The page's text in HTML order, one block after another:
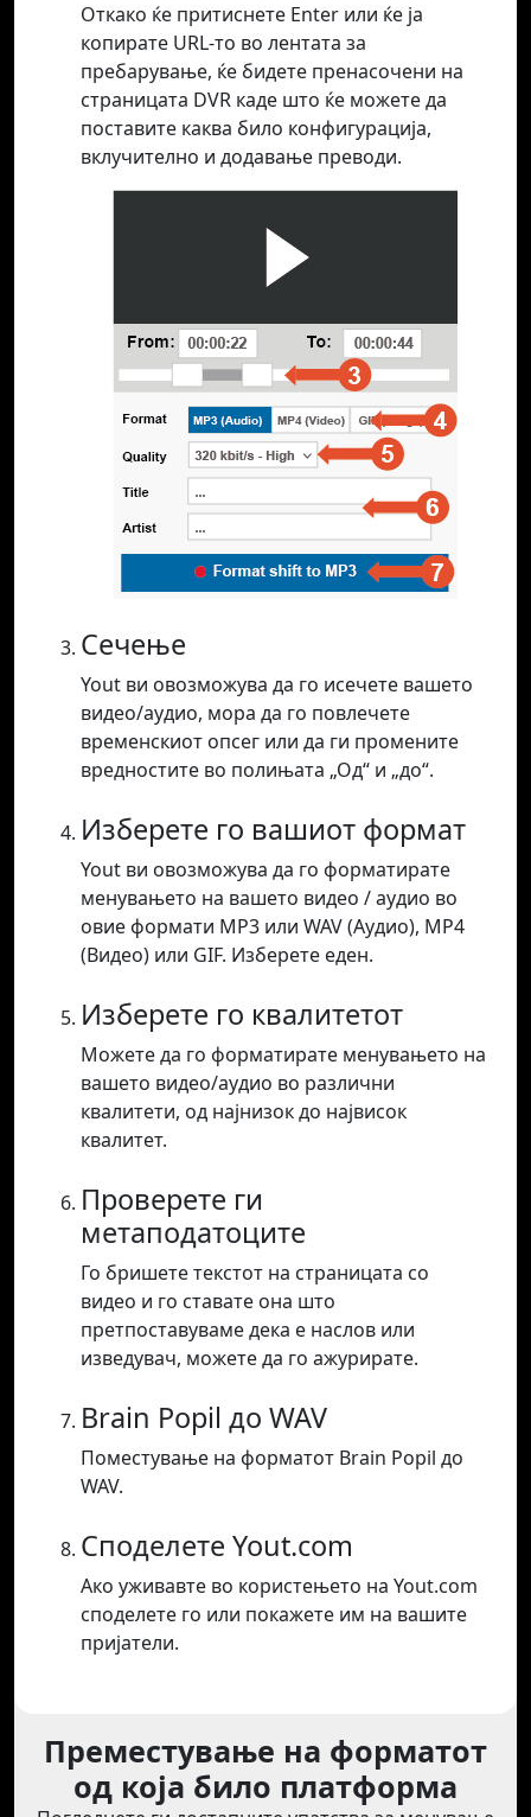
Откако ќе притиснете Enter или ќе ја
копирате URL-то во лентата за
пребарување, ќе бидете пренасочени на
страницата DVR каде што ќе можете да
поставите каква било конфигурација,
вклучително и додавање преводи.
Сечење
Yout ви овозможува да го исечете вашето
видео/аудио, мора да го повлечете
временскиот опсег или да ги промените
вредностите во полињата „Од“ и „до“.
Изберете го вашиот формат
Yout ви овозможува да го форматирате
менувањето на вашето видео / аудио во
овие формати MP3 или WAV (Аудио), MP4
(Видео) или GIF. Изберете еден.
Изберете го квалитетот
Можете да го форматирате менувањето на
вашето видео/аудио во различни
квалитети, од најнизок до највисок
квалитет.
Проверете ги
метаподатоците
Го бришете текстот на страницата со
видео и го ставате она што
претпоставуваме дека е наслов или
изведувач, можете да го ажурирате.
Brain Popil до WAV
Поместување на форматот Brain Popil до
WAV.
Споделете Yout.com
Ако уживавте во користењето на Yout.com
споделете го или покажете им на вашите
пријатели.
Преместување на форматот
од која било платформа